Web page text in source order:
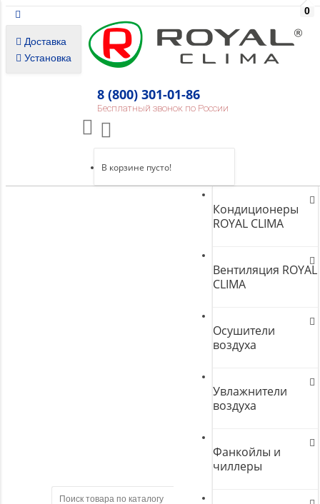
Доставка
Установка
8 (800) 301-01-86
Бесплатный звонок по России
0
В корзине пусто!
Кондиционеры
ROYAL CLIMA
Вентиляция ROYAL
CLIMA
Осушители
воздуха
Увлажнители
воздуха
Фанкойлы и
чиллеры